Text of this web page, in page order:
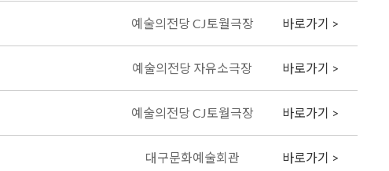
예술의전당 CJ토월극장 바로가기 >
예술의전당 자유소극장 바로가기 >
예술의전당 CJ토월극장 바로가기 >
대구문화예술회관 바로가기 >